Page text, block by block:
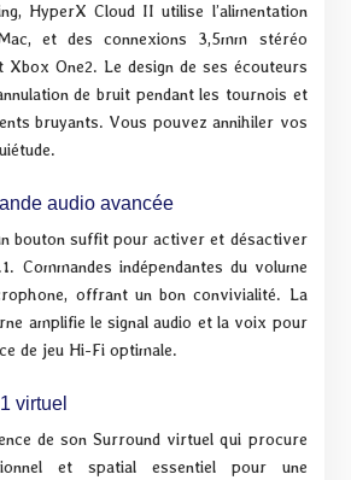
HyperX Cloud II utilise l’alimentation
et des connexions 3,5mm stéréo
Xbox One2. Le design de ses écouteurs
de bruit pendant les tournois et
bruyants. Vous pouvez annihiler vos
audio avancée
bouton suffit pour activer et désactiver
Commandes indépendantes du volume
offrant un bon convivialité. La
amplifie le signal audio et la voix pour
de jeu Hi-Fi optimale.
virtuel
de son Surround virtuel qui procure
et spatial essentiel pour une